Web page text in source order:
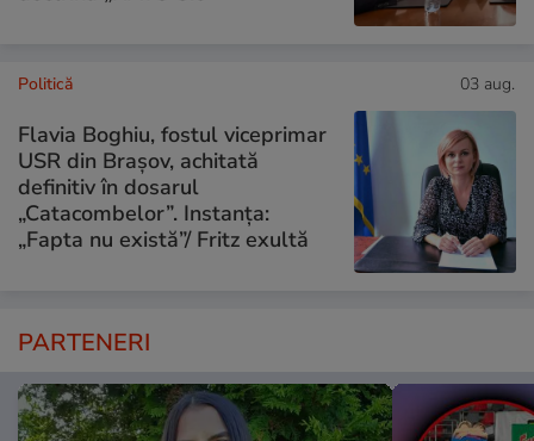
Politică 03 aug.
Flavia Boghiu, fostul viceprimar
USR din Brașov, achitată
definitiv în dosarul
„Catacombelor”. Instanța:
„Fapta nu există”/ Fritz exultă
PARTENERI